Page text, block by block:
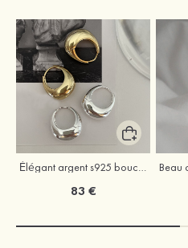
Élégant argent s925 boucles d'oreilles
83 €